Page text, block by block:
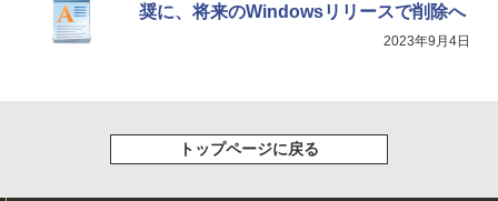
奨に、将来のWindowsリリースで削除へ
2023年9月4日
トップページに戻る